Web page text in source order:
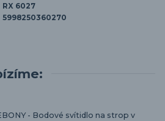
RX 6027
5998250360270
- Bodové svítidlo na strop v